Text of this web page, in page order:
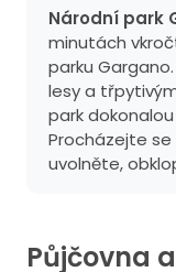
Národní park
minutách
parku
lesy a
park
Procházejte
uvolněte,
Půjčovna